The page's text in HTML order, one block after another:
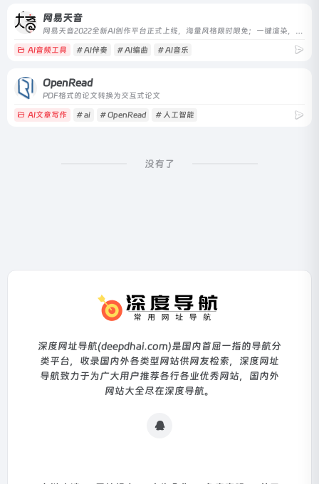
网易天音
网易天音2022全新AI创作平台正式上线，海量风格限时限免；一键渲染，点亮你的音乐天赋！
AI音频工具 # AI伴奏 # AI编曲 # AI音乐
OpenRead
PDF格式的论文转换为交互式论文
AI文章写作 # ai # OpenRead # 人工智能
没有了
深度网址导航(deepdhai.com)是国内首屈一指的导航分
类平台，收录国内外各类型网站供网友检索，深度网址
导航致力于为广大用户推荐各行各业优秀网站，国内外
网站大全尽在深度导航。